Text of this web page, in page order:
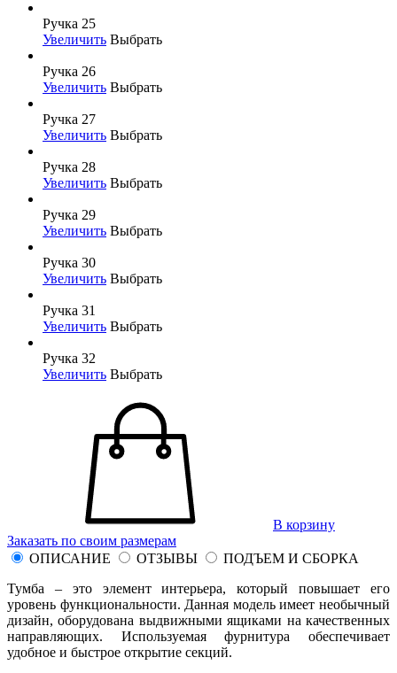
Ручка 25
Увеличить Выбрать
Ручка 26
Увеличить Выбрать
Ручка 27
Увеличить Выбрать
Ручка 28
Увеличить Выбрать
Ручка 29
Увеличить Выбрать
Ручка 30
Увеличить Выбрать
Ручка 31
Увеличить Выбрать
Ручка 32
Увеличить Выбрать
В корзину
Заказать по своим размерам
ОПИСАНИЕ
ОТЗЫВЫ
ПОДЪЕМ И СБОРКА
Тумба – это элемент интерьера, который повышает его
уровень функциональности. Данная модель имеет необычный
дизайн, оборудована выдвижными ящиками на качественных
направляющих. Используемая фурнитура обеспечивает
удобное и быстрое открытие секций.